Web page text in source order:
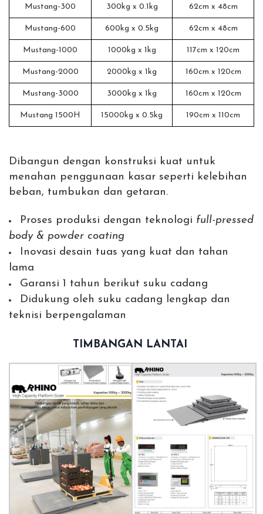
Mustang-300 300kg x 0.1kg 62cm x 48cm
Mustang-600 600kg x 0.5kg 62cm x 48cm
Mustang-1000 1000kg x 1kg 117cm x 120cm
Mustang-2000 2000kg x 1kg 160cm x 120cm
Mustang-3000 3000kg x 1kg 160cm x 120cm
Mustang 1500H 15000kg x 0.5kg 190cm x 110cm
Dibangun dengan konstruksi kuat untuk
menahan penggunaan kasar seperti kelebihan
beban, tumbukan dan getaran.
Proses produksi dengan teknologi full-pressed
body & powder coating
Inovasi desain tuas yang kuat dan tahan
lama
Garansi 1 tahun berikut suku cadang
Didukung oleh suku cadang lengkap dan
teknisi berpengalaman
TIMBANGAN LANTAI